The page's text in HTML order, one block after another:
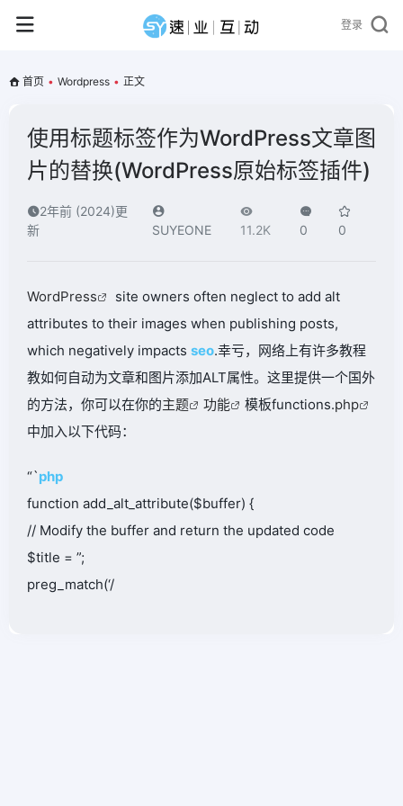
登录
首页 • Wordpress • 正文
使用标题标签作为WordPress文章图
片的替换(WordPress原始标签插件)
2年前 (2024)更
新
SUYEONE 11.2K 0 0
WordPress
site owners often neglect to add alt
attributes to their images when publishing posts,
which negatively impacts seo.幸亏，网络上有许多教程
教如何自动为文章和图片添加ALT属性。这里提供一个国外
的方法，你可以在你的主题 功能 模板functions.php
中加入以下代码：
“`php
function add_alt_attribute($buffer) {
// Modify the buffer and return the updated code
$title = ”;
preg_match(‘/